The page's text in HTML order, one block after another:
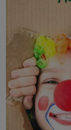
Sponsors
Matrimonial
Event
Contact